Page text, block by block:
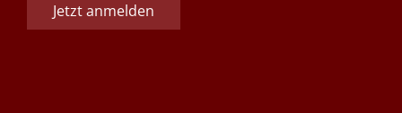
Jetzt anmelden